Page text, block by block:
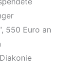
550 Euro an